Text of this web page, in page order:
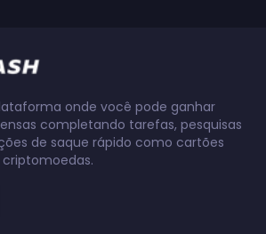
onde você pode ganhar
completando tarefas, pesquisas
de saque rápido como cartões
criptomoedas.